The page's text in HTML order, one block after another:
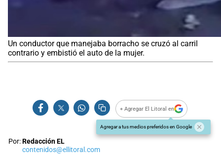
Un conductor que manejaba borracho se cruzó al carril
contrario y embistió el auto de la mujer.
+ Agregar El Litoral en
Agregar a tus medios preferidos en Google
Por:Redacción EL
contenidos@ellitoral.com